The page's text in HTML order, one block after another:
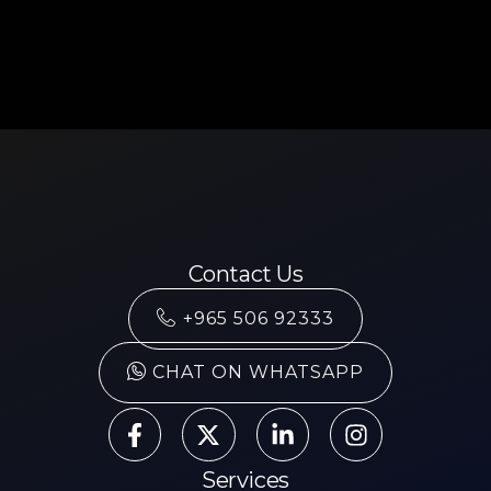
Contact Us
+965 506 92333
CHAT ON WHATSAPP
Services